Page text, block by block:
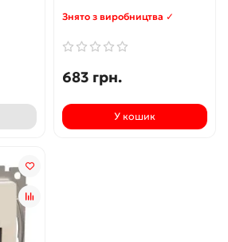
Знято з виробництва ✓
683 грн.
У кошик